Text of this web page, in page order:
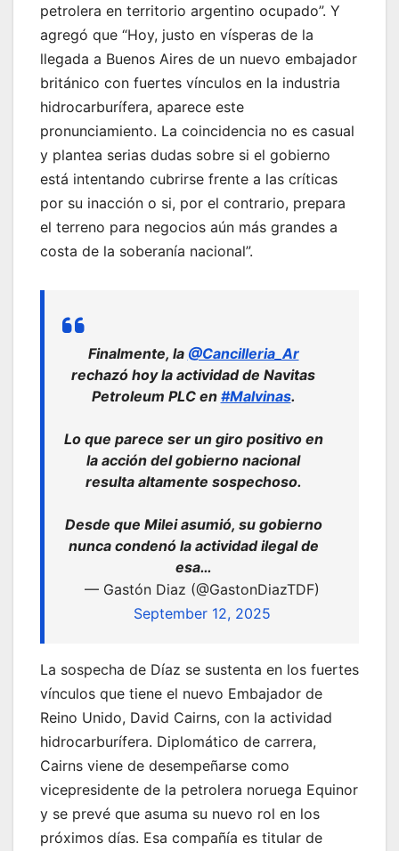
petrolera en territorio argentino ocupado”. Y
agregó que “Hoy, justo en vísperas de la
llegada a Buenos Aires de un nuevo embajador
británico con fuertes vínculos en la industria
hidrocarburífera, aparece este
pronunciamiento. La coincidencia no es casual
y plantea serias dudas sobre si el gobierno
está intentando cubrirse frente a las críticas
por su inacción o si, por el contrario, prepara
el terreno para negocios aún más grandes a
costa de la soberanía nacional”.
Finalmente, la @Cancilleria_Ar
rechazó hoy la actividad de Navitas
Petroleum PLC en #Malvinas.
Lo que parece ser un giro positivo en
la acción del gobierno nacional
resulta altamente sospechoso.
Desde que Milei asumió, su gobierno
nunca condenó la actividad ilegal de
esa…
— Gastón Diaz (@GastonDiazTDF)
September 12, 2025
La sospecha de Díaz se sustenta en los fuertes
vínculos que tiene el nuevo Embajador de
Reino Unido, David Cairns, con la actividad
hidrocarburífera. Diplomático de carrera,
Cairns viene de desempeñarse como
vicepresidente de la petrolera noruega Equinor
y se prevé que asuma su nuevo rol en los
próximos días. Esa compañía es titular de